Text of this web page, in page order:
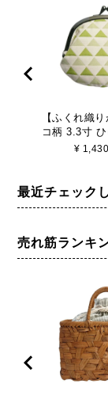
【ふくれ織
コ柄 3.3寸
入れ《 白×
¥ 1,430
最近チェック
売れ筋ランキ